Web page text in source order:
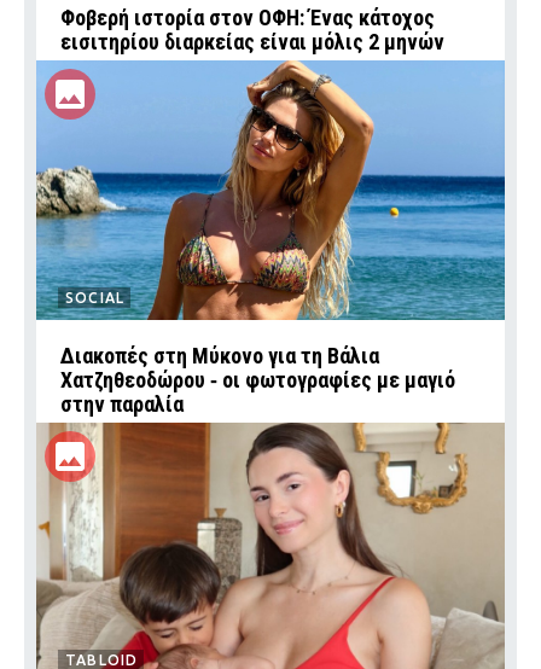
Φοβερή ιστορία στον ΟΦΗ: Ένας κάτοχος
εισιτηρίου διαρκείας είναι μόλις 2 μηνών
SOCIAL
Διακοπές στη Μύκονο για τη Βάλια
Χατζηθεοδώρου ‑ οι φωτογραφίες με μαγιό
στην παραλία
TABLOID